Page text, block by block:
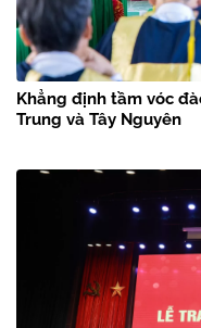
Khẳng định tầm vóc
Trung và Tây Nguyên